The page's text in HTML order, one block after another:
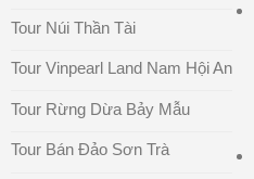
Tour Núi Thần Tài
Tour Vinpearl Land Nam Hội An
Tour Rừng Dừa Bảy Mẫu
Tour Bán Đảo Sơn Trà